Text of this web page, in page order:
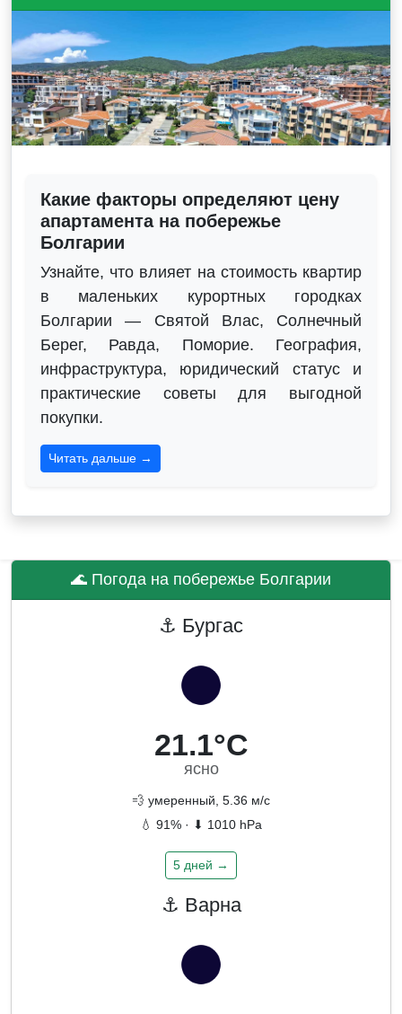
Какие факторы определяют цену
апартамента на побережье
Болгарии
Узнайте, что влияет на стоимость квартир
в маленьких курортных городках
Болгарии — Святой Влас, Солнечный
Берег, Равда, Поморие. География,
инфраструктура, юридический статус и
практические советы для выгодной
покупки.
Читать дальше →
🌊 Погода на побережье Болгарии
⚓ Бургас
21.1°C
ясно
💨 умеренный, 5.36 м/с
💧 91% · ⬇ 1010 hPa
5 дней →
⚓ Варна